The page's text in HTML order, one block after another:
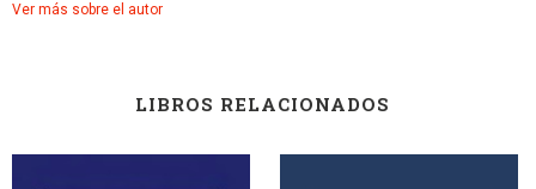
Ver más sobre el autor
LIBROS RELACIONADOS